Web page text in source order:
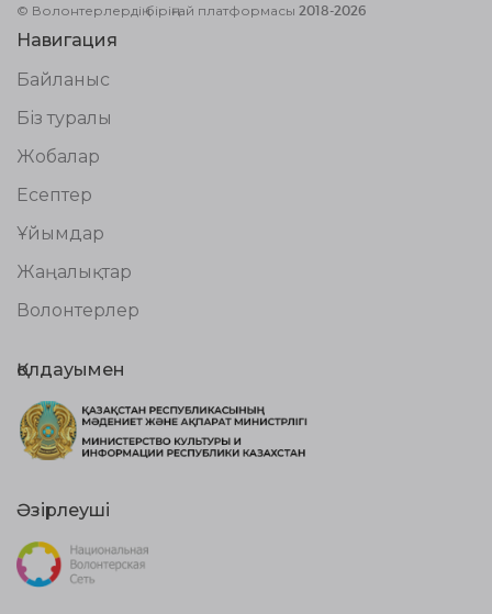
© Волонтерлердің біріңғай платформасы 2018-2026
Навигация
Байланыс
Біз туралы
Жобалар
Есептер
Ұйымдар
Жаңалықтар
Волонтерлер
Қолдауымен
Әзірлеуші